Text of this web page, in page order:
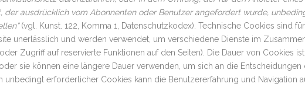
der ausdrücklich vom Abonnenten oder Benutzer angefordert wurde,
(vgl. Kunst. 122, Komma 1, Datenschutzkodex). Technische Cookies sind
unerlässlich und werden verwendet, um verschiedene Dienste im
Zugriff auf reservierte Funktionen auf den Seiten). Die Dauer von Cookies
sie können eine längere Dauer verwenden, um sich an die Entscheidungen
unbedingt erforderlicher Cookies kann die Benutzererfahrung und Navigation